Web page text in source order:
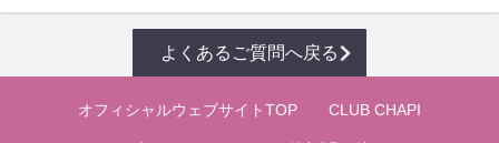
よくあるご質問へ戻る
オフィシャルウェブサイトTOP CLUB CHAPI